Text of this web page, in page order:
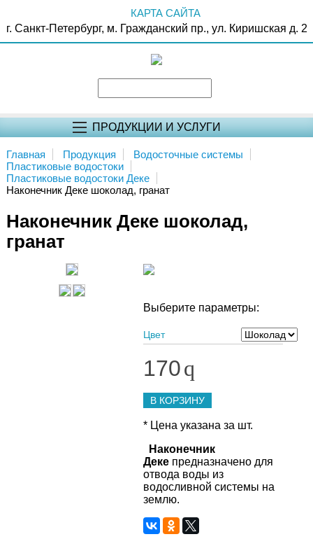
КАРТА САЙТА
г. Санкт-Петербург, м. Гражданский пр., ул. Киришская д. 2
ПРОДУКЦИИ И УСЛУГИ
Главная Продукция
Водосточные системы
Пластиковые водостоки
Пластиковые водостоки Деке
Наконечник Деке шоколад, гранат
Наконечник Деке шоколад,
гранат
Выберите параметры:
Цвет
170q
В КОРЗИНУ
* Цена указана за шт.
Наконечник
Декепредназначено для
отвода воды из
водосливной системы на
землю.